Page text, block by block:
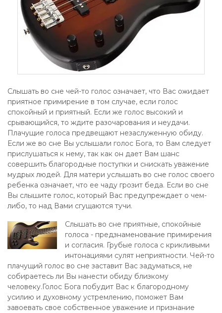
Слышать во сне чей-то голос означает, что Вас ожидает
приятное примирение в том случае, если голос
спокойный и приятный. Если же голос высокий и
срывающийся, то ждите разочарования и неудачи.
Плачущие голоса предвещают незаслуженную обиду.
Если же во сне Вы услышали голос Бога, то Вам следует
прислушаться к нему, так как он дает Вам шанс
совершить благородные поступки и снискать уважение
мудрых людей. Для матери услышать во сне голос своего
ребенка означает, что ее чаду грозит беда. Если во сне
Вы слышите голос, который Вас предупреждает о чем-
либо, то над Вами сгущаются тучи.
Слышать во сне приятные, спокойные
голоса - предзнаменование примирения
и согласия. Грубые голоса с крикливыми
интонациями сулят неприятности. Чей-то
плачущий голос во сне заставит Вас задуматься, не
собираетесь ли Вы нанести обиду близкому
человеку.Голос Бога побудит Вас к благородному
усилию и духовному устремлению, поможет Вам
завоевать свое собственное уважение и признание